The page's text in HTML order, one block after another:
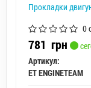
Прокладки
0
781 грн
Артикул:
ET ENGINETEAM